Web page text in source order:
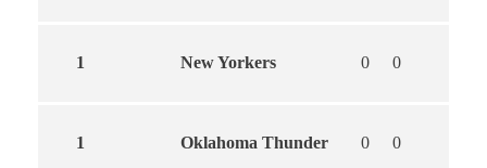
1 New Yorkers 0 0
1 Oklahoma Thunder 0 0